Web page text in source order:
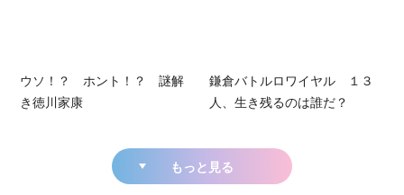
ウソ！？ ホント！？ 謎解
き徳川家康
鎌倉バトルロワイヤル １３
人、生き残るのは誰だ？
もっと見る